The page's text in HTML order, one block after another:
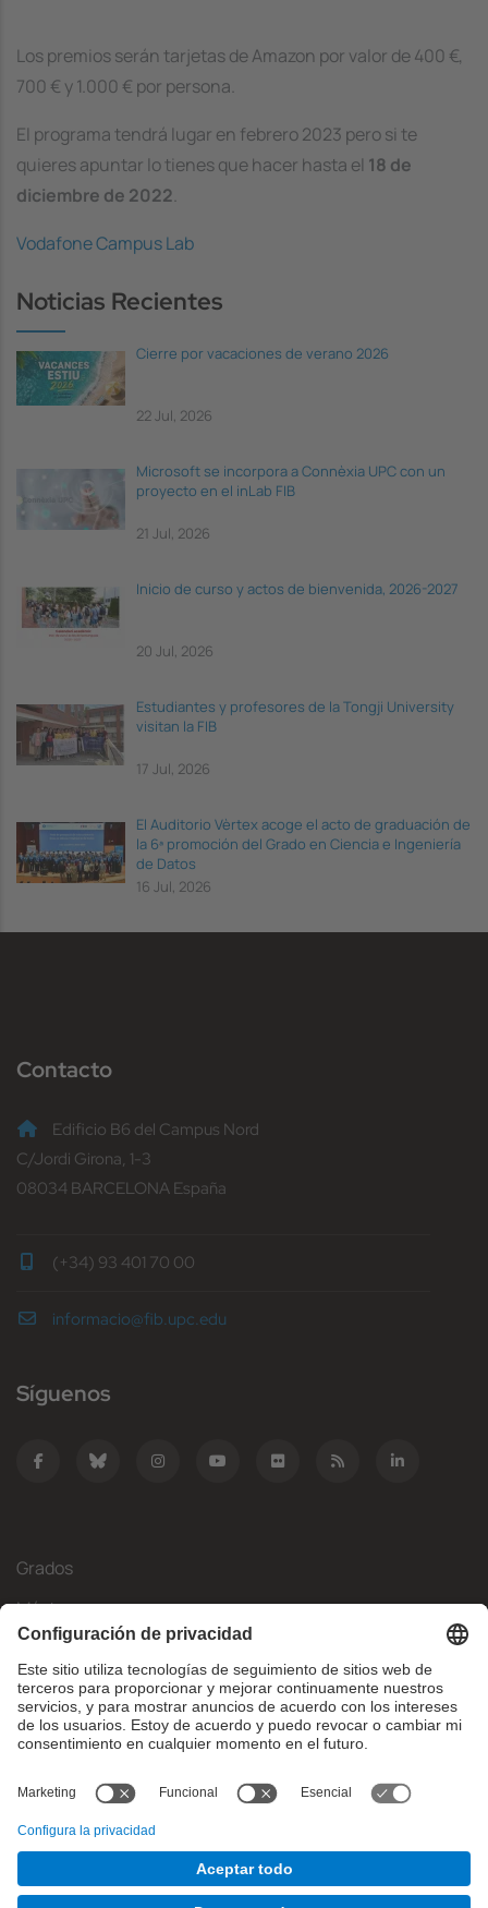
Los premios serán tarjetas de Amazon por valor de 400 €,
700 € y 1.000 € por persona.
El programa tendrá lugar en febrero 2023 pero si te
quieres apuntar lo tienes que hacer hasta el 18 de
diciembre de 2022.
Vodafone Campus Lab
Noticias Recientes
Cierre por vacaciones de verano 2026
22 Jul, 2026
Microsoft se incorpora a Connèxia UPC con un
proyecto en el inLab FIB
21 Jul, 2026
Inicio de curso y actos de bienvenida, 2026-2027
20 Jul, 2026
Estudiantes y profesores de la Tongji University
visitan la FIB
17 Jul, 2026
El Auditorio Vèrtex acoge el acto de graduación de
la 6ª promoción del Grado en Ciencia e Ingeniería
de Datos
16 Jul, 2026
Contacto
Edificio B6 del Campus Nord
C/Jordi Girona, 1-3
08034 BARCELONA España
(+34) 93 401 70 00
informacio@fib.upc.edu
Síguenos
Grados
Másteres
Movilidad Internacional
Investigación
Empresa
¿Qué necesitas?
© Facultat d'Informàtica de Barcelona - Universitat Politècnica